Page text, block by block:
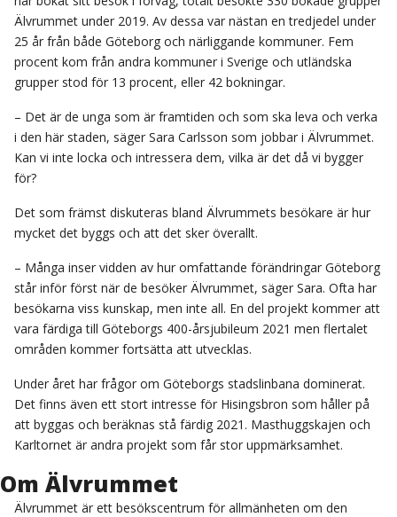
Älvrummet under 2019. Av dessa var nästan en tredjedel under
25 år från både Göteborg och närliggande kommuner. Fem
procent kom från andra kommuner i Sverige och utländska
grupper stod för 13 procent, eller 42 bokningar.
– Det är de unga som är framtiden och som ska leva och verka
i den här staden, säger Sara Carlsson som jobbar i Älvrummet.
Kan vi inte locka och intressera dem, vilka är det då vi bygger
för?
Det som främst diskuteras bland Älvrummets besökare är hur
mycket det byggs och att det sker överallt.
– Många inser vidden av hur omfattande förändringar Göteborg
står inför först när de besöker Älvrummet, säger Sara. Ofta har
besökarna viss kunskap, men inte all. En del projekt kommer att
vara färdiga till Göteborgs 400-årsjubileum 2021 men flertalet
områden kommer fortsätta att utvecklas.
Under året har frågor om Göteborgs stadslinbana dominerat.
Det finns även ett stort intresse för Hisingsbron som håller på
att byggas och beräknas stå färdig 2021. Masthuggskajen och
Karltornet är andra projekt som får stor uppmärksamhet.
Om Älvrummet
Älvrummet är ett besökscentrum för allmänheten om den